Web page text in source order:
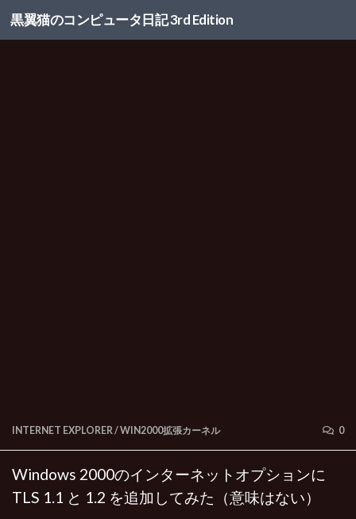
コンテンツへスキップ
黒翼猫のコンピュータ日記 3rd Edition
INTERNET EXPLORER/WIN2000拡張カーネル 0
Windows 2000のインターネットオプションに
TLS 1.1 と 1.2 を追加してみた（意味はない）